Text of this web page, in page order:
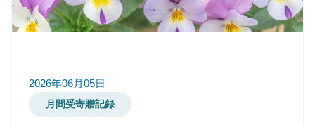
2026年06月05日
月間受寄贈記録